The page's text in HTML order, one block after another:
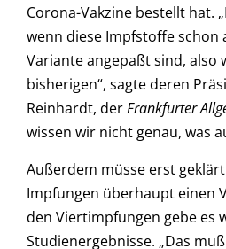
Corona-Vakzine bestellt hat.
wenn diese Impfstoffe schon
Variante angepaßt sind, also
bisherigen“, sagte deren
Reinhardt, derFrankfurter
wissen wir nicht genau, was
Außerdem müsse erst
Impfungen überhaupt einen
den Viertimpfungen gebe es
Studienergebnisse. „Das